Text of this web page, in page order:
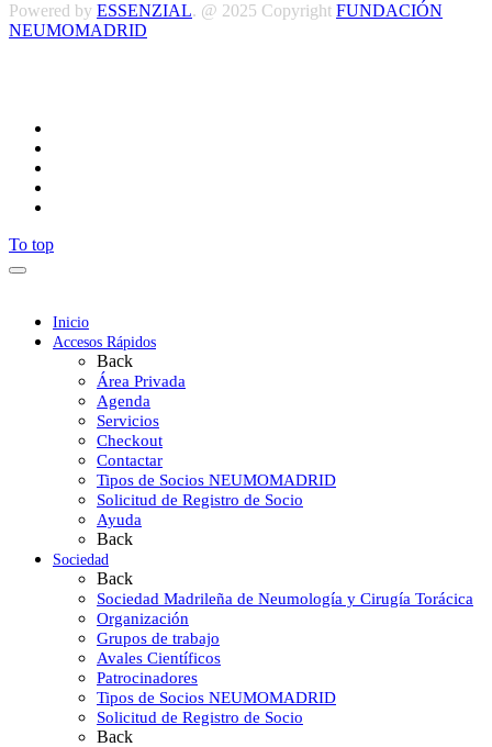
Powered by ESSENZIAL. @ 2025 Copyright FUNDACIÓN
NEUMOMADRID
To top
Inicio
Accesos Rápidos
Back
Área Privada
Agenda
Servicios
Checkout
Contactar
Tipos de Socios NEUMOMADRID
Solicitud de Registro de Socio
Ayuda
Back
Sociedad
Back
Sociedad Madrileña de Neumología y Cirugía Torácica
Organización
Grupos de trabajo
Avales Científicos
Patrocinadores
Tipos de Socios NEUMOMADRID
Solicitud de Registro de Socio
Back